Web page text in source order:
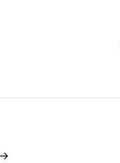
→